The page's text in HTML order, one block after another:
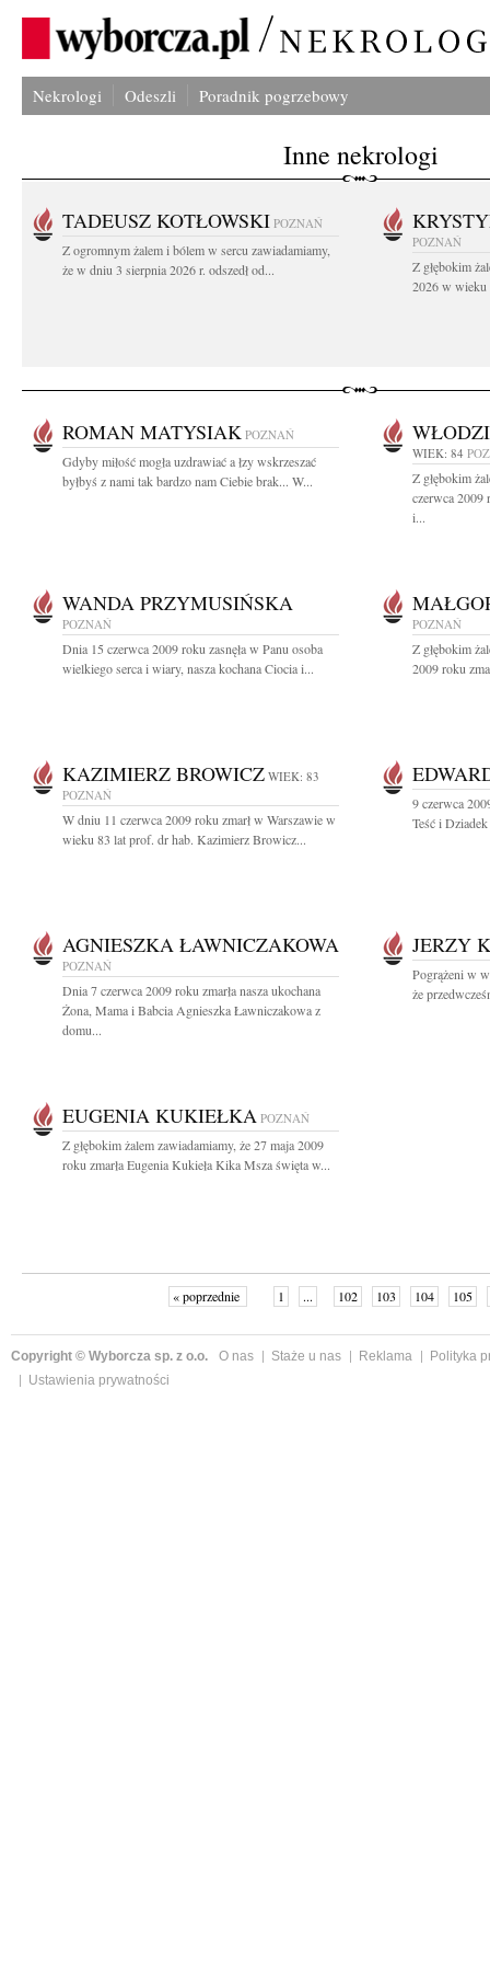
Nekrologi Odeszli Poradnik pogrzebowy
Inne nekrologi
TADEUSZ KOTŁOWSKI POZNAŃ
Z ogromnym żalem i bólem w sercu zawiadamiamy,
że w dniu 3 sierpnia 2026 r. odszedł od...
POZNAŃ
Z głębokim
2026 w wieku
ROMAN MATYSIAK POZNAŃ
Gdyby miłość mogła uzdrawiać a łzy wskrzeszać
byłbyś z nami tak bardzo nam Ciebie brak... W...
WIEK: 84
Z głębokim
czerwca 2009
i...
WANDA PRZYMUSIŃSKA
POZNAŃ
Dnia 15 czerwca 2009 roku zasnęła w Panu osoba
wielkiego serca i wiary, nasza kochana Ciocia i...
POZNAŃ
Z głębokim
2009 roku
KAZIMIERZ BROWICZ WIEK: 83
POZNAŃ
W dniu 11 czerwca 2009 roku zmarł w Warszawie w
wieku 83 lat prof. dr hab. Kazimierz Browicz...
9 czerwca
Teść i
AGNIESZKA ŁAWNICZAKOWA
POZNAŃ
Dnia 7 czerwca 2009 roku zmarła nasza ukochana
Żona, Mama i Babcia Agnieszka Ławniczakowa z
domu...
JERZY
Pogrążeni w
że
EUGENIA KUKIEŁKA POZNAŃ
Z głębokim żalem zawiadamiamy, że 27 maja 2009
roku zmarła Eugenia Kukieła Kika Msza święta w...
« poprzednie 1 ... 102 103 104 105
Copyright © Wyborcza sp. z o.o. O nas Staże u nas Reklama
Polityka
Ustawienia prywatności